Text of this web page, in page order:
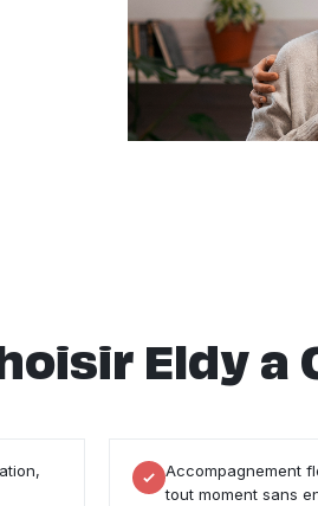
Eldy a
Accompagnement
tout moment sans